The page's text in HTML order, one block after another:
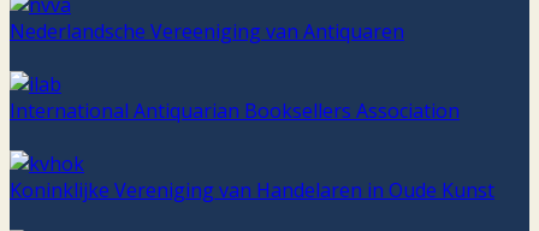
Nederlandsche Vereeniging van Antiquaren
International Antiquarian Booksellers Association
Koninklijke Vereniging van Handelaren in Oude Kunst